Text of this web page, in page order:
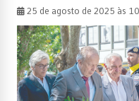
25 de agosto de 2025 às